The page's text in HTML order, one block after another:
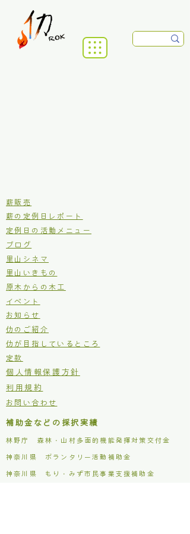
​薪販売
薪の定例日レポート
定例日の活動メニュー
ブログ
里山シネマ
里山いきもの
原木からの木工
イベント
お知らせ
仂のご紹介
仂が目指しているところ
定款
個人情報保護方針
利用規約
お問い合わせ
補助金などの採択実績
林野庁 森林・山村多面的機能発揮対策交付金
​神奈川県 ボランタリー活動補助金
​神奈川県 もり・みず市民事業支援補助金